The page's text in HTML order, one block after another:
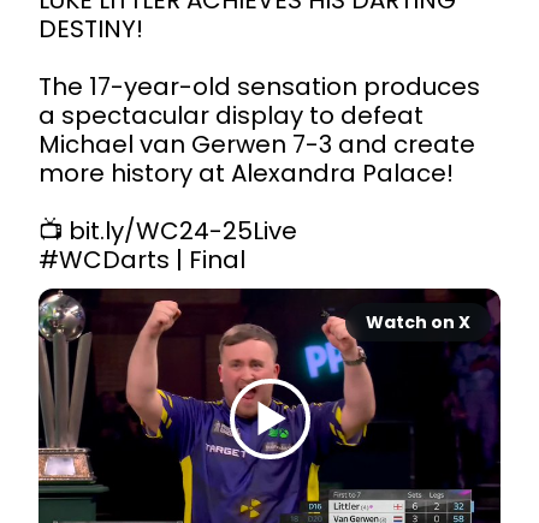
DESTINY!
The 17-year-old sensation produces
a spectacular display to defeat
Michael van Gerwen 7-3 and create
more history at Alexandra Palace!
📺 bit.ly/WC24-25Live
#WCDarts | Final
Watch on X